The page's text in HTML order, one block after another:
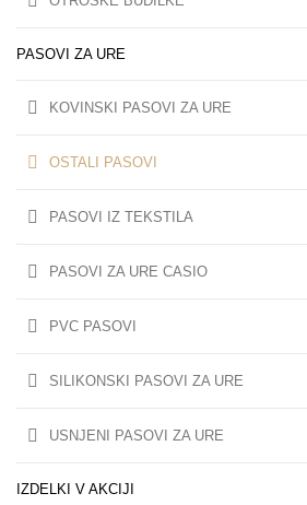
PASOVI ZA URE
KOVINSKI PASOVI ZA URE
OSTALI PASOVI
PASOVI IZ TEKSTILA
PASOVI ZA URE CASIO
PVC PASOVI
SILIKONSKI PASOVI ZA URE
USNJENI PASOVI ZA URE
IZDELKI V AKCIJI